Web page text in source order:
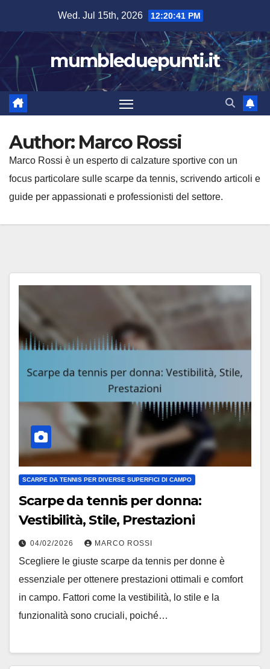
content
Wed. Jul 15th, 2026 12:20:42 PM
mumbleduepunti.it
Author: Marco Rossi
Marco Rossi è un esperto di calzature sportive con un
focus particolare sulle scarpe da tennis, scrivendo articoli e
guide per appassionati e professionisti del settore.
SCARPE DA TENNIS PER DIVERSE SUPERFICI DI CAMPO
Scarpe da tennis per donna:
Vestibilità, Stile, Prestazioni
04/02/2026 MARCO ROSSI
Scegliere le giuste scarpe da tennis per donne è
essenziale per ottenere prestazioni ottimali e comfort
in campo. Fattori come la vestibilità, lo stile e la
funzionalità sono cruciali, poiché…